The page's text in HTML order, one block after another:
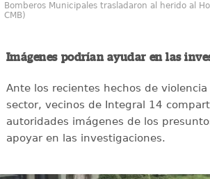
Bomberos Municipales trasladaron al herido al
CMB)
Imágenes podrían ayudar en las
Ante los recientes hechos de
sector, vecinos de Integral 14
autoridades imágenes de los
apoyar en las investigaciones.